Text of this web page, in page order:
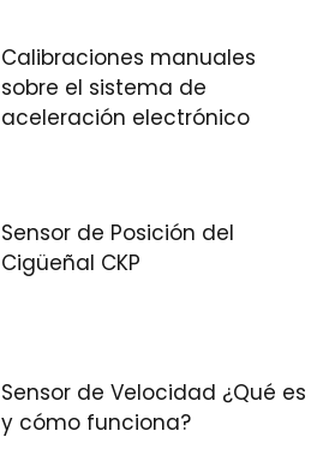
Calibraciones manuales
sobre el sistema de
aceleración electrónico
Sensor de Posición del
Cigüeñal CKP
Sensor de Velocidad ¿Qué es
y cómo funciona?